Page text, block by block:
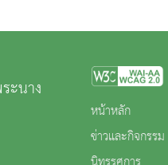
ะนาง
หน้าหลัก
ข่าวและกิจกรรม